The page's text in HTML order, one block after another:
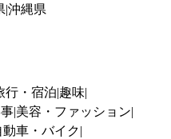
沖縄県
行・宿泊 趣味
美容・ファッション
動車・バイク